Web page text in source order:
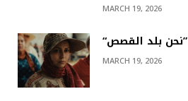
MARCH 19, 2026
“نحن بلد القصص”
MARCH 19, 2026